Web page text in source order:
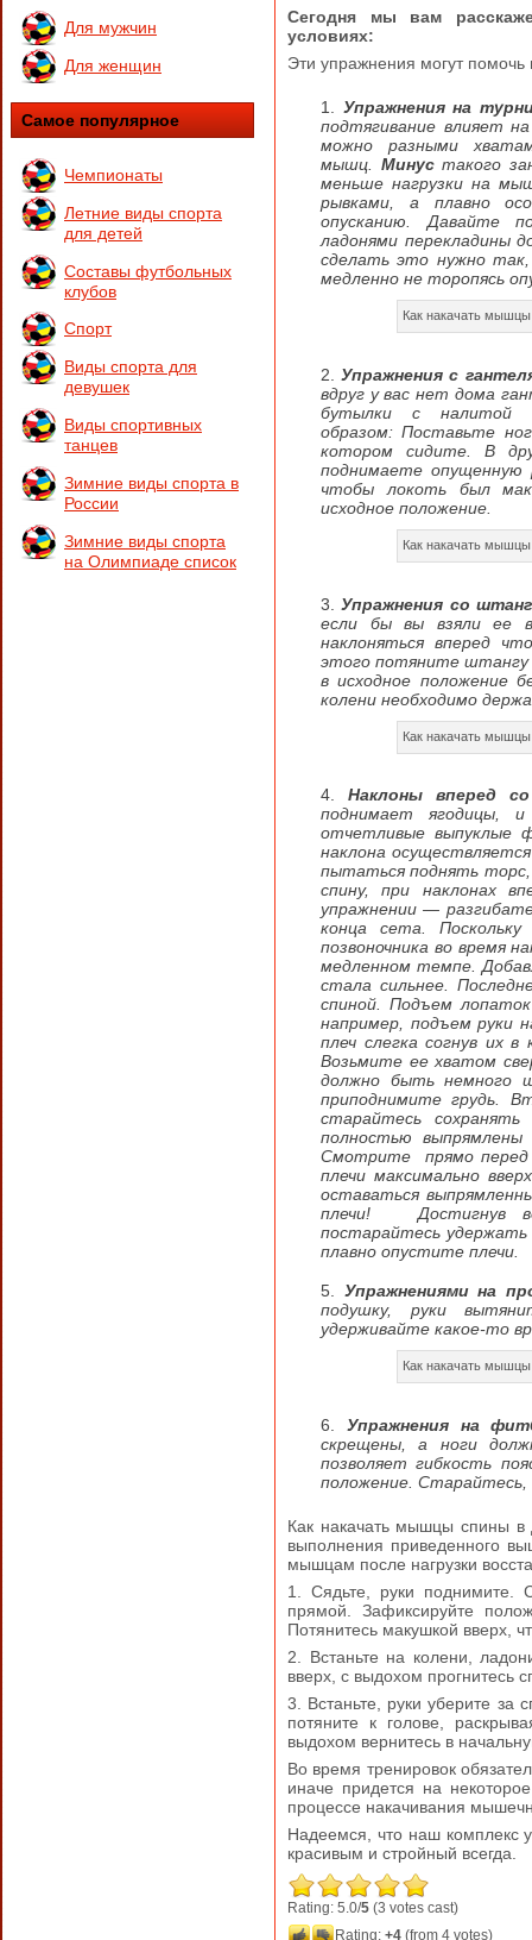
Для мужчин
Для женщин
Самое популярное
Чемпионаты
Летние виды спорта
для детей
Составы футбольных
клубов
Спорт
Виды спорта для
девушек
Виды спортивных
танцев
Зимние виды спорта в
России
Зимние виды спорта
на Олимпиаде список
Сегодня мы вам
условиях:
Эти упражнения могут
Упражнения на
подтягивание влияет
можно разными
мышц. Минустакого
меньше нагрузки на
рывками, а плавно
опусканию. Давайте
ладонями перекладины
сделать это нужно
медленно не торопясь
Как накачать
Упражнения с
вдруг у вас нет дома
бутылки с налитой
образом:Поставьте
котором сидите. В
поднимаете опущенную
чтобы локоть был
исходное положение.
Как накачать
Упражнения со
если бы вы взяли ее
наклоняться вперед
этого потяните штангу
в исходное положение
колени необходимо
Как накачать
Наклоны вперед
поднимает ягодицы,
отчетливые
наклона
пытаться поднять торс,
спину, при наклонах
упражнении —
конца сета.
позвоночника во время
медленном темпе.
стала сильнее.
спиной. Подъем
например, подъем руки
плеч слегка согнув их
Возьмите ее хватом
должно быть немного
приподнимите грудь.
старайтесь
полностью
Смотрите прямо перед
плечи максимально
оставаться
плечи! Достигнув
постарайтесь
плавно опустите плечи.
Упражнениями на
подушку, руки
удерживайте какое-то
Как накачать
Упражнения на
скрещены, а ноги
позволяет гибкость
положение. Старайтесь,
Как накачать мышцы спины в
выполнения приведенного
мышцам после нагрузки
1. Сядьте, руки поднимите.
прямой. Зафиксируйте
Потянитесь макушкой вверх,
2. Встаньте на колени,
вверх, с выдохом прогнитесь
3. Встаньте, руки уберите за
потяните к голове,
выдохом вернитесь в
Во время тренировок
иначе придется на
процессе накачивания
Надеемся, что наш комплекс
красивым и стройный всегда.
Rating: 5.0/5 (3 votes cast)
Rating: +4 (from 4 votes)